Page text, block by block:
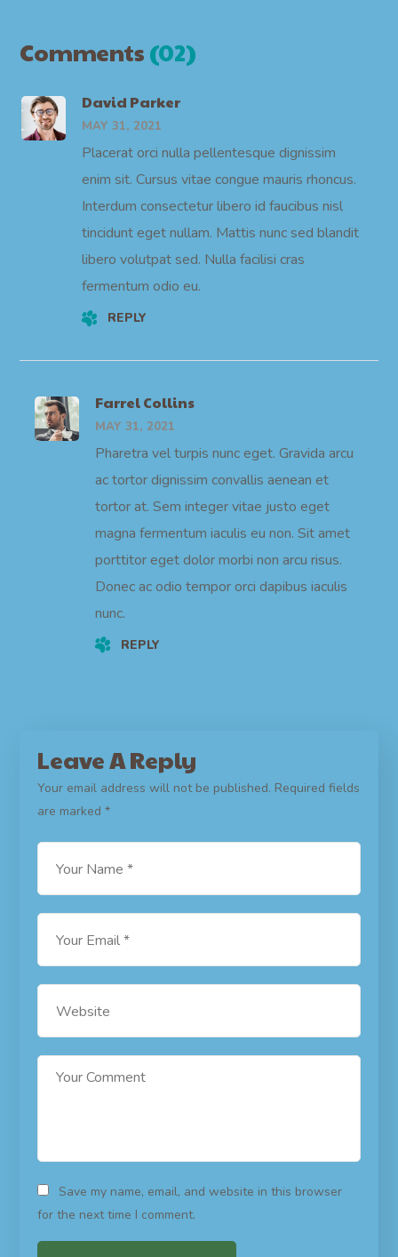
Comments(02)
David Parker
MAY 31, 2021
Placerat orci nulla pellentesque dignissim
enim sit. Cursus vitae congue mauris rhoncus.
Interdum consectetur libero id faucibus nisl
tincidunt eget nullam. Mattis nunc sed blandit
libero volutpat sed. Nulla facilisi cras
fermentum odio eu.
REPLY
Farrel Collins
MAY 31, 2021
Pharetra vel turpis nunc eget. Gravida arcu
ac tortor dignissim convallis aenean et
tortor at. Sem integer vitae justo eget
magna fermentum iaculis eu non. Sit amet
porttitor eget dolor morbi non arcu risus.
Donec ac odio tempor orci dapibus iaculis
nunc.
REPLY
Leave A Reply
Your email address will not be published. Required fields
are marked*
Save my name, email, and website in this browser
for the next time I comment.